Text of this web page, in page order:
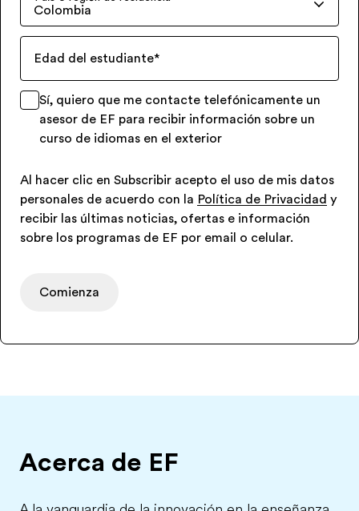
Colombia
Edad del estudiante*
Sí, quiero que me contacte telefónicamente un
asesor de EF para recibir información sobre un
curso de idiomas en el exterior
Al hacer clic en Subscribir acepto el uso de mis datos
personales de acuerdo con la Política de Privacidad y
recibir las últimas noticias, ofertas e información
sobre los programas de EF por email o celular.
Comienza
Acerca de EF